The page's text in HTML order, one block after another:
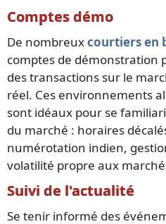
Comptes démo
De nombreuxcourtiers en
comptes de démonstration
des transactions sur le
réel. Ces environnements
sont idéaux pour se
du marché : horaires
numérotation indien,
volatilité propre aux
Suivi de l'actualité
Se tenir informé des